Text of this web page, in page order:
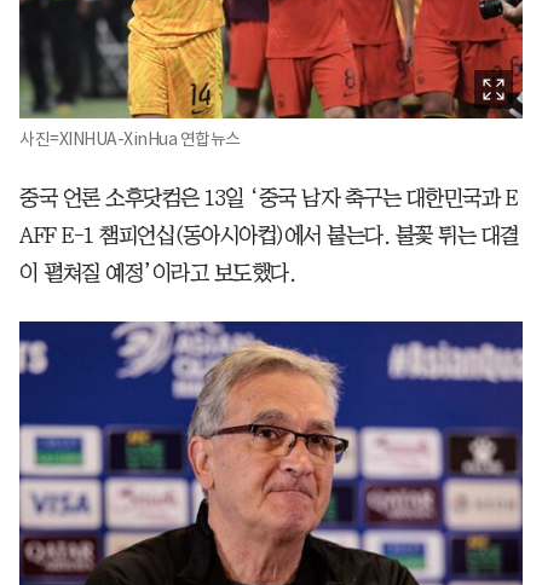
사진=XINHUA-XinHua 연합뉴스
중국 언론 소후닷컴은 13일 ‘중국 남자 축구는 대한민국과 E
AFF E-1 챔피언십(동아시아컵)에서 붙는다. 불꽃 튀는 대결
이 펼쳐질 예정’이라고 보도했다.